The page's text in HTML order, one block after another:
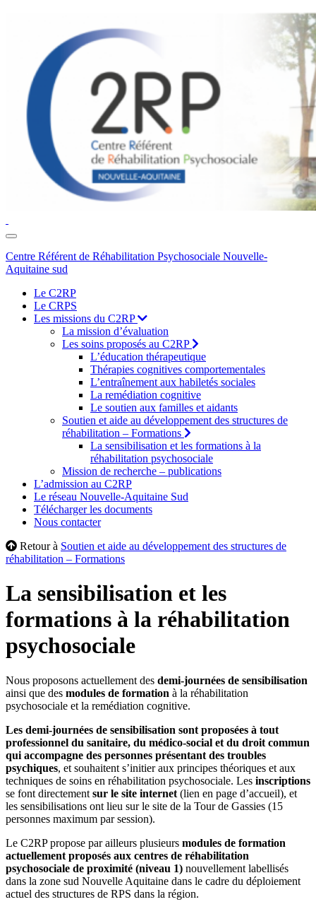
Toggle
navigation
Centre Référent de Réhabilitation Psychosociale Nouvelle-
Aquitaine sud
Le C2RP
Le CRPS
Les missions du C2RP
La mission d’évaluation
Les soins proposés au C2RP
L’éducation thérapeutique
Thérapies cognitives comportementales
L’entraînement aux habiletés sociales
La remédiation cognitive
Le soutien aux familles et aidants
Soutien et aide au développement des structures de
réhabilitation – Formations
La sensibilisation et les formations à la
réhabilitation psychosociale
Mission de recherche – publications
L’admission au C2RP
Le réseau Nouvelle-Aquitaine Sud
Télécharger les documents
Nous contacter
Retour à Soutien et aide au développement des structures de
réhabilitation – Formations
La sensibilisation et les
formations à la réhabilitation
psychosociale
Nous proposons actuellement des demi-journées de sensibilisation
ainsi que des modules de formation à la réhabilitation
psychosociale et la remédiation cognitive.
Les demi-journées de sensibilisation sont proposées à tout
professionnel du sanitaire, du médico-social et du droit commun
qui accompagne des personnes présentant des troubles
psychiques, et souhaitent s’initier aux principes théoriques et aux
techniques de soins en réhabilitation psychosociale. Les inscriptions
se font directement sur le site internet (lien en page d’accueil), et
les sensibilisations ont lieu sur le site de la Tour de Gassies (15
personnes maximum par session).
Le C2RP propose par ailleurs plusieurs modules de formation
actuellement proposés aux centres de réhabilitation
psychosociale de proximité (niveau 1) nouvellement labellisés
dans la zone sud Nouvelle Aquitaine dans le cadre du déploiement
actuel des structures de RPS dans la région.